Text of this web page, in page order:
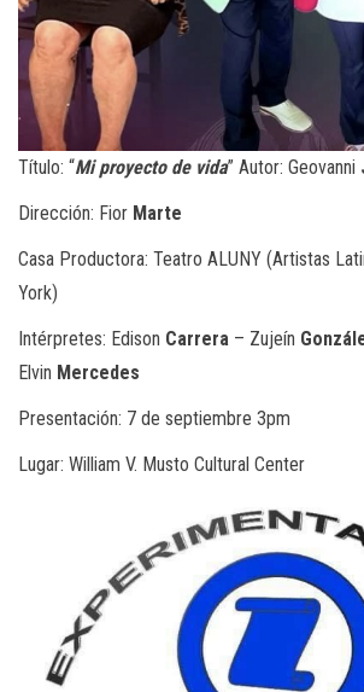
Título: “Mi proyecto de vida” Autor: Geovanni
Dirección: Fior Marte
Casa Productora: Teatro ALUNY (Artistas
York)
Intérpretes: Edison Carrera – Zujeín
Elvin Mercedes
Presentación: 7 de septiembre 3pm
Lugar: William V. Musto Cultural Center